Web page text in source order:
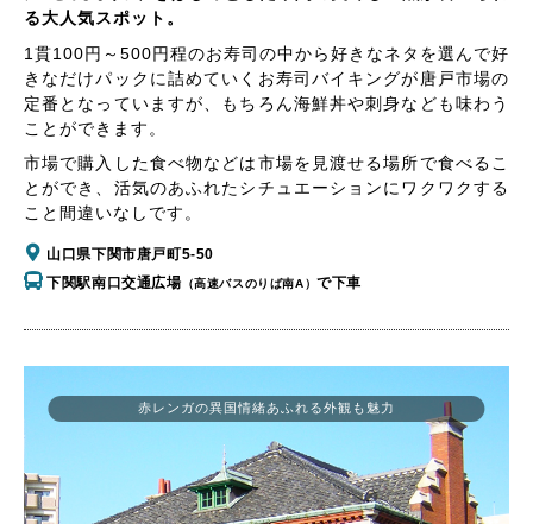
る大人気スポット。
1貫100円～500円程のお寿司の中から好きなネタを選んで好
きなだけパックに詰めていくお寿司バイキングが唐戸市場の
定番となっていますが、もちろん海鮮丼や刺身なども味わう
ことができます。
市場で購入した食べ物などは市場を見渡せる場所で食べるこ
とができ、活気のあふれたシチュエーションにワクワクする
こと間違いなしです。
山口県下関市唐戸町5-50
下関駅南口交通広場 （高速バスのりば南A）で下車
赤レンガの異国情緒あふれる外観も魅力